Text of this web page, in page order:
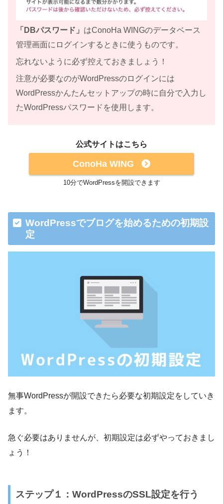
「DBパスワード」 はConoHa WINGのデータベース
管理画面にログインするときに使うものです。
忘れないように必ず控えておきましょう！
注意が必要なのがWordPressのログインには
WordPressかんたんセットアップの時に自分で入力し
たWordPressパスワードを使用します。
公式サイトはこちら
ConoHa WING
10分でWordPressを開設できます
WordPressでブログを始めるための初期設
定
無事WordPressが開設できたら必要な初期設定をしていき
ます。
急ぐ必要はありませんが、初期設定は必ずやっておきまし
ょう！
ステップ１：WordPressのSSL設定を行う